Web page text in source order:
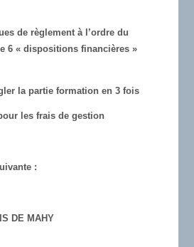
de règlement à l’ordre du
6 « dispositions financières »
la partie formation en 3 fois
les frais de gestion
:
DE MAHY